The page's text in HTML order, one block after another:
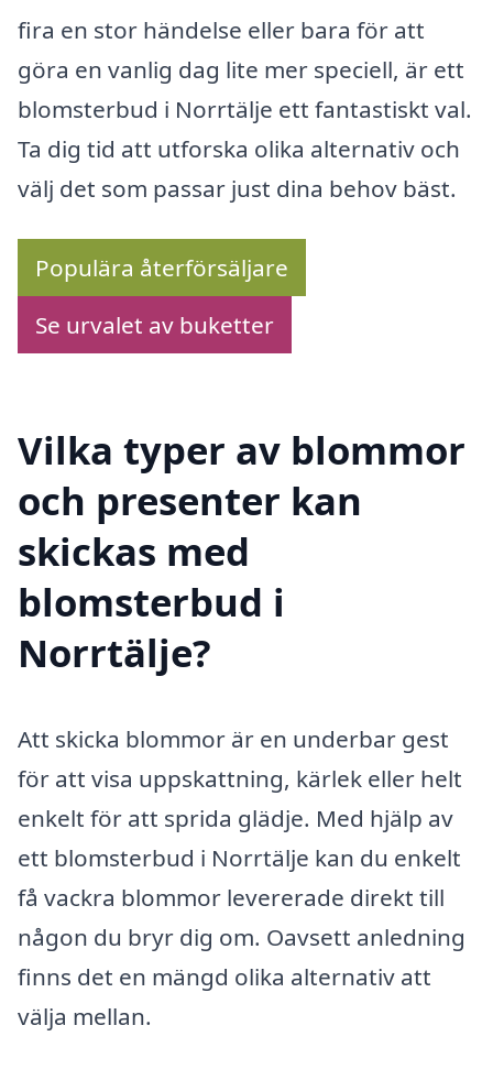
fira en stor händelse eller bara för att
göra en vanlig dag lite mer speciell, är ett
blomsterbud i Norrtälje ett fantastiskt val.
Ta dig tid att utforska olika alternativ och
välj det som passar just dina behov bäst.
Populära återförsäljare
Se urvalet av buketter
Vilka typer av blommor
och presenter kan
skickas med
blomsterbud i
Norrtälje?
Att skicka blommor är en underbar gest
för att visa uppskattning, kärlek eller helt
enkelt för att sprida glädje. Med hjälp av
ett blomsterbud i Norrtälje kan du enkelt
få vackra blommor levererade direkt till
någon du bryr dig om. Oavsett anledning
finns det en mängd olika alternativ att
välja mellan.